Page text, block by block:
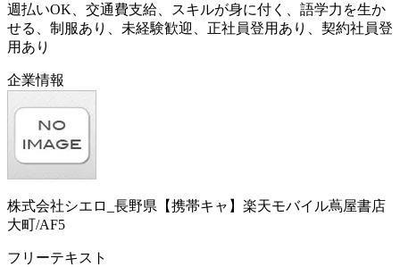
週払いOK、交通費支給、スキルが身に付く、語学力を生か
せる、制服あり、未経験歓迎、正社員登用あり、契約社員登
用あり
企業情報
株式会社シエロ_長野県【携帯キャ】楽天モバイル蔦屋書店
大町/AF5
フリーテキスト